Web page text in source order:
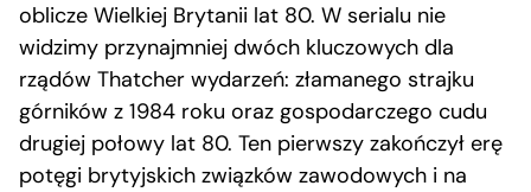
oblicze Wielkiej Brytanii lat 80. W serialu nie
widzimy przynajmniej dwóch kluczowych dla
rządów Thatcher wydarzeń: złamanego strajku
górników z 1984 roku oraz gospodarczego cudu
drugiej połowy lat 80. Ten pierwszy zakończył erę
potęgi brytyjskich związków zawodowych i na